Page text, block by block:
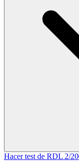
Hacer test de RDL 2/